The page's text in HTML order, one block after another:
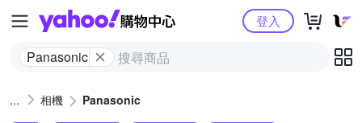
Yahoo購物中心
Panasonic
登入
相機 Panasonic